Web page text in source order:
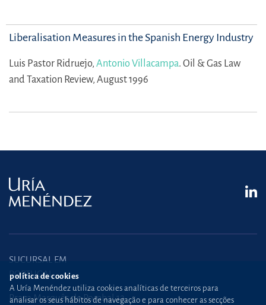
Liberalisation Measures in the Spanish Energy Industry
Luis Pastor Ridruejo, Antonio Villacampa. Oil & Gas Law
and Taxation Review, August 1996
SUCURSAL EM
PORTUGAL
Praça Marquês de Pombal,12
política de cookies
A Uría Menéndez utiliza cookies analíticas de terceiros para
analisar os seus hábitos de navegação e para conhecer as secções